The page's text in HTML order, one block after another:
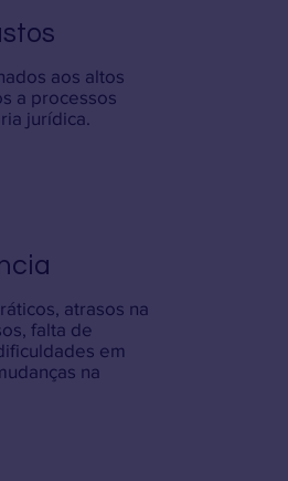
aos altos
a processos
jurídica.
atrasos na
falta de
em
na